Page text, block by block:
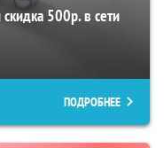
500р. в сети
ПОДРОБНЕЕ